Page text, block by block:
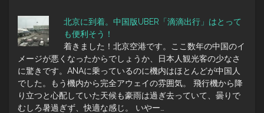
北京に到着。中国版UBER「滴滴出行」はとって
も便利そう！
着きました！北京空港です。ここ数年の中国のイ
メージが悪くなったからでしょうか、日本人観光客の少なさ
に驚きです。ANAに乗っているのに機内はほとんどが中国人
でした。もう機内から完全アウェイの雰囲気。 飛行機から降
り立つと心配していた天候も豪雨は過ぎ去っていて、曇りで
むしろ暑過ぎず、快適な感じ。 いやー…